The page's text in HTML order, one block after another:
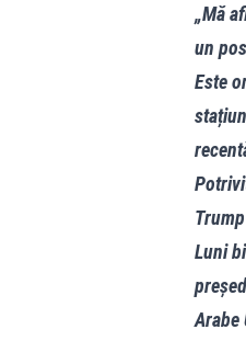
„Mă
un
Este
Luni
Arabe